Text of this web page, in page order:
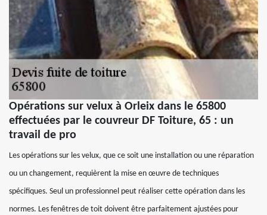
Opérations sur velux à Orleix dans le 65800
effectuées par le couvreur DF Toiture, 65 : un
travail de pro
Les opérations sur les velux, que ce soit une installation ou une réparation
ou un changement, requièrent la mise en œuvre de techniques
spécifiques. Seul un professionnel peut réaliser cette opération dans les
normes. Les fenêtres de toit doivent être parfaitement ajustées pour